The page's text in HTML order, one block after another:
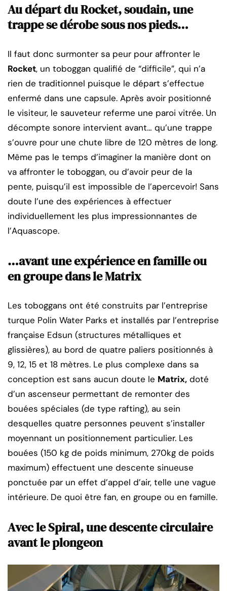
Au départ du Rocket, soudain, une
trappe se dérobe sous nos pieds…
Il faut donc surmonter sa peur pour affronter le
Rocket, un toboggan qualifié de “difficile”, qui n’a
rien de traditionnel puisque le départ s’effectue
enfermé dans une capsule. Après avoir positionné
le visiteur, le sauveteur referme une paroi vitrée. Un
décompte sonore intervient avant… qu’une trappe
s’ouvre pour une chute libre de 120 mètres de long.
Même pas le temps d’imaginer la manière dont on
va affronter le toboggan, ou d’avoir peur de la
pente, puisqu’il est impossible de l’apercevoir! Sans
doute l’une des expériences à effectuer
individuellement les plus impressionnantes de
l’Aquascope.
…avant une expérience en famille ou
en groupe dans le Matrix
Les toboggans ont été construits par l’entreprise
turque Polin Water Parks et installés par l’entreprise
française Edsun (structures métalliques et
glissières), au bord de quatre paliers positionnés à
9, 12, 15 et 18 mètres. Le plus complexe dans sa
conception est sans aucun doute le Matrix, doté
d’un ascenseur permettant de remonter des
bouées spéciales (de type rafting), au sein
desquelles quatre personnes peuvent s’installer
moyennant un positionnement particulier. Les
bouées (150 kg de poids minimum, 270kg de poids
maximum) effectuent une descente sinueuse
ponctuée par un effet d’appel d’air, telle une vague
intérieure. De quoi être fan, en groupe ou en famille.
Avec le Spiral, une descente circulaire
avant le plongeon